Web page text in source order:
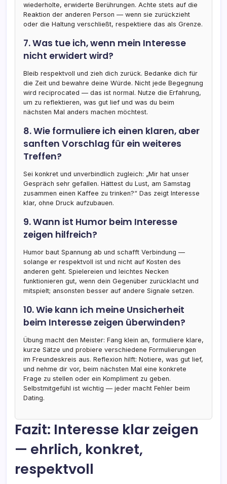
wiederholte, erwiderte Berührungen. Achte stets auf die
Reaktion der anderen Person — wenn sie zurückzieht
oder die Haltung verschließt, respektiere das als Grenze.
7. Was tue ich, wenn mein Interesse
nicht erwidert wird?
Bleib respektvoll und zieh dich zurück. Bedanke dich für
die Zeit und bewahre deine Würde. Nicht jede Begegnung
wird reciprocated — das ist normal. Nutze die Erfahrung,
um zu reflektieren, was gut lief und was du beim
nächsten Mal anders machen möchtest.
8. Wie formuliere ich einen klaren, aber
sanften Vorschlag für ein weiteres
Treffen?
Sei konkret und unverbindlich zugleich: „Mir hat unser
Gespräch sehr gefallen. Hättest du Lust, am Samstag
zusammen einen Kaffee zu trinken?“ Das zeigt Interesse
klar, ohne Druck aufzubauen.
9. Wann ist Humor beim Interesse
zeigen hilfreich?
Humor baut Spannung ab und schafft Verbindung —
solange er respektvoll ist und nicht auf Kosten des
anderen geht. Spielereien und leichtes Necken
funktionieren gut, wenn dein Gegenüber zurücklacht und
mitspielt; ansonsten besser auf andere Signale setzen.
10. Wie kann ich meine Unsicherheit
beim Interesse zeigen überwinden?
Übung macht den Meister: Fang klein an, formuliere klare,
kurze Sätze und probiere verschiedene Formulierungen
im Freundeskreis aus. Reflexion hilft: Notiere, was gut lief,
und nehme dir vor, beim nächsten Mal eine konkrete
Frage zu stellen oder ein Kompliment zu geben.
Selbstmitgefühl ist wichtig — jeder macht Fehler beim
Dating.
Fazit: Interesse klar zeigen
— ehrlich, konkret,
respektvoll